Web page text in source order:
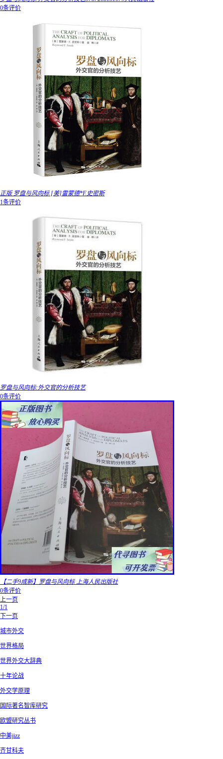
0条评价
正版 罗盘与风向标 [美]雷蒙德*F.史密斯
1条评价
罗盘与风向标:外交官的分析技艺
0条评价
【二手9成新】罗盘与风向标 上海人民出版社
0条评价
上一页
1/1
下一页
城市外交
世界格局
世界外交大辞典
十年论战
外交学原理
国际著名智库研究
欧盟研究丛书
中美jizz
齐甘科夫